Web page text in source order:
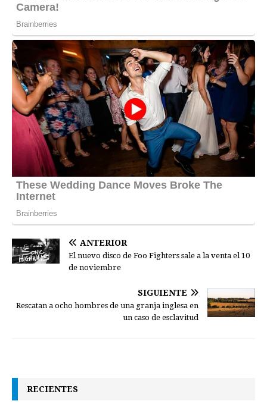
ANTERIOR
El nuevo disco de Foo Fighters sale a la venta el 10
de noviembre
SIGUIENTE
Rescatan a ocho hombres de una granja inglesa en
un caso de esclavitud
RECIENTES